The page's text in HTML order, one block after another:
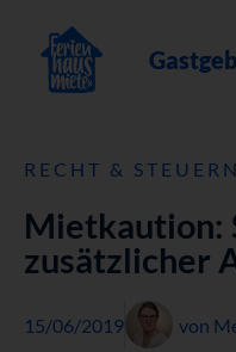
RECHT & STEUERN
Mietkaution:
zusätzlicher
15/06/2019 von